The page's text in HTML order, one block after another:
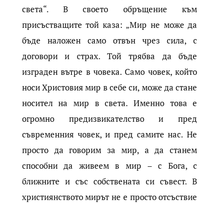
света“. В своето обръщение към
присъстващите той каза: „Мир не може да
бъде наложен само отвън чрез сила, с
договори и страх. Той трябва да бъде
изграден вътре в човека. Само човек, който
носи Христовия мир в себе си, може да стане
носител на мир в света. Именно това е
огромно предизвикателство и пред
съвременния човек, и пред самите нас. Не
просто да говорим за мир, а да станем
способни да живеем в мир – с Бога, с
ближните и със собствената си съвест. В
християнството мирът не е просто отсъствие